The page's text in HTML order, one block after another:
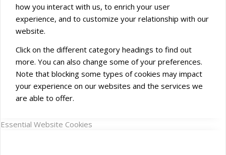
how you interact with us, to enrich your user
experience, and to customize your relationship with our
website.
Click on the different category headings to find out
more. You can also change some of your preferences.
Note that blocking some types of cookies may impact
your experience on our websites and the services we
are able to offer.
Essential Website Cookies